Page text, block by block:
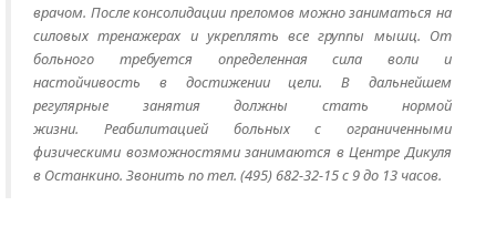
врачом. После консолидации преломов можно заниматься на
силовых тренажерах и укреплять все группы мышц. От
больного требуется определенная сила воли и
настойчивость в достижении цели. В дальнейшем
регулярные занятия должны стать нормой
жизни. Реабилитацией больных с ограниченными
физическими возможностями занимаются в Центре Дикуля
в Останкино. Звонить по тел. (495) 682-32-15 с 9 до 13 часов.